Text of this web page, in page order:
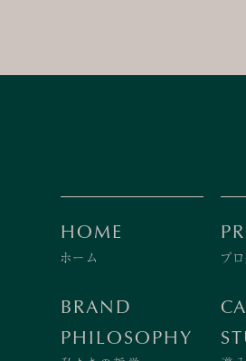
HOME
ホーム
BRAND
PHILOSOPHY
プロ